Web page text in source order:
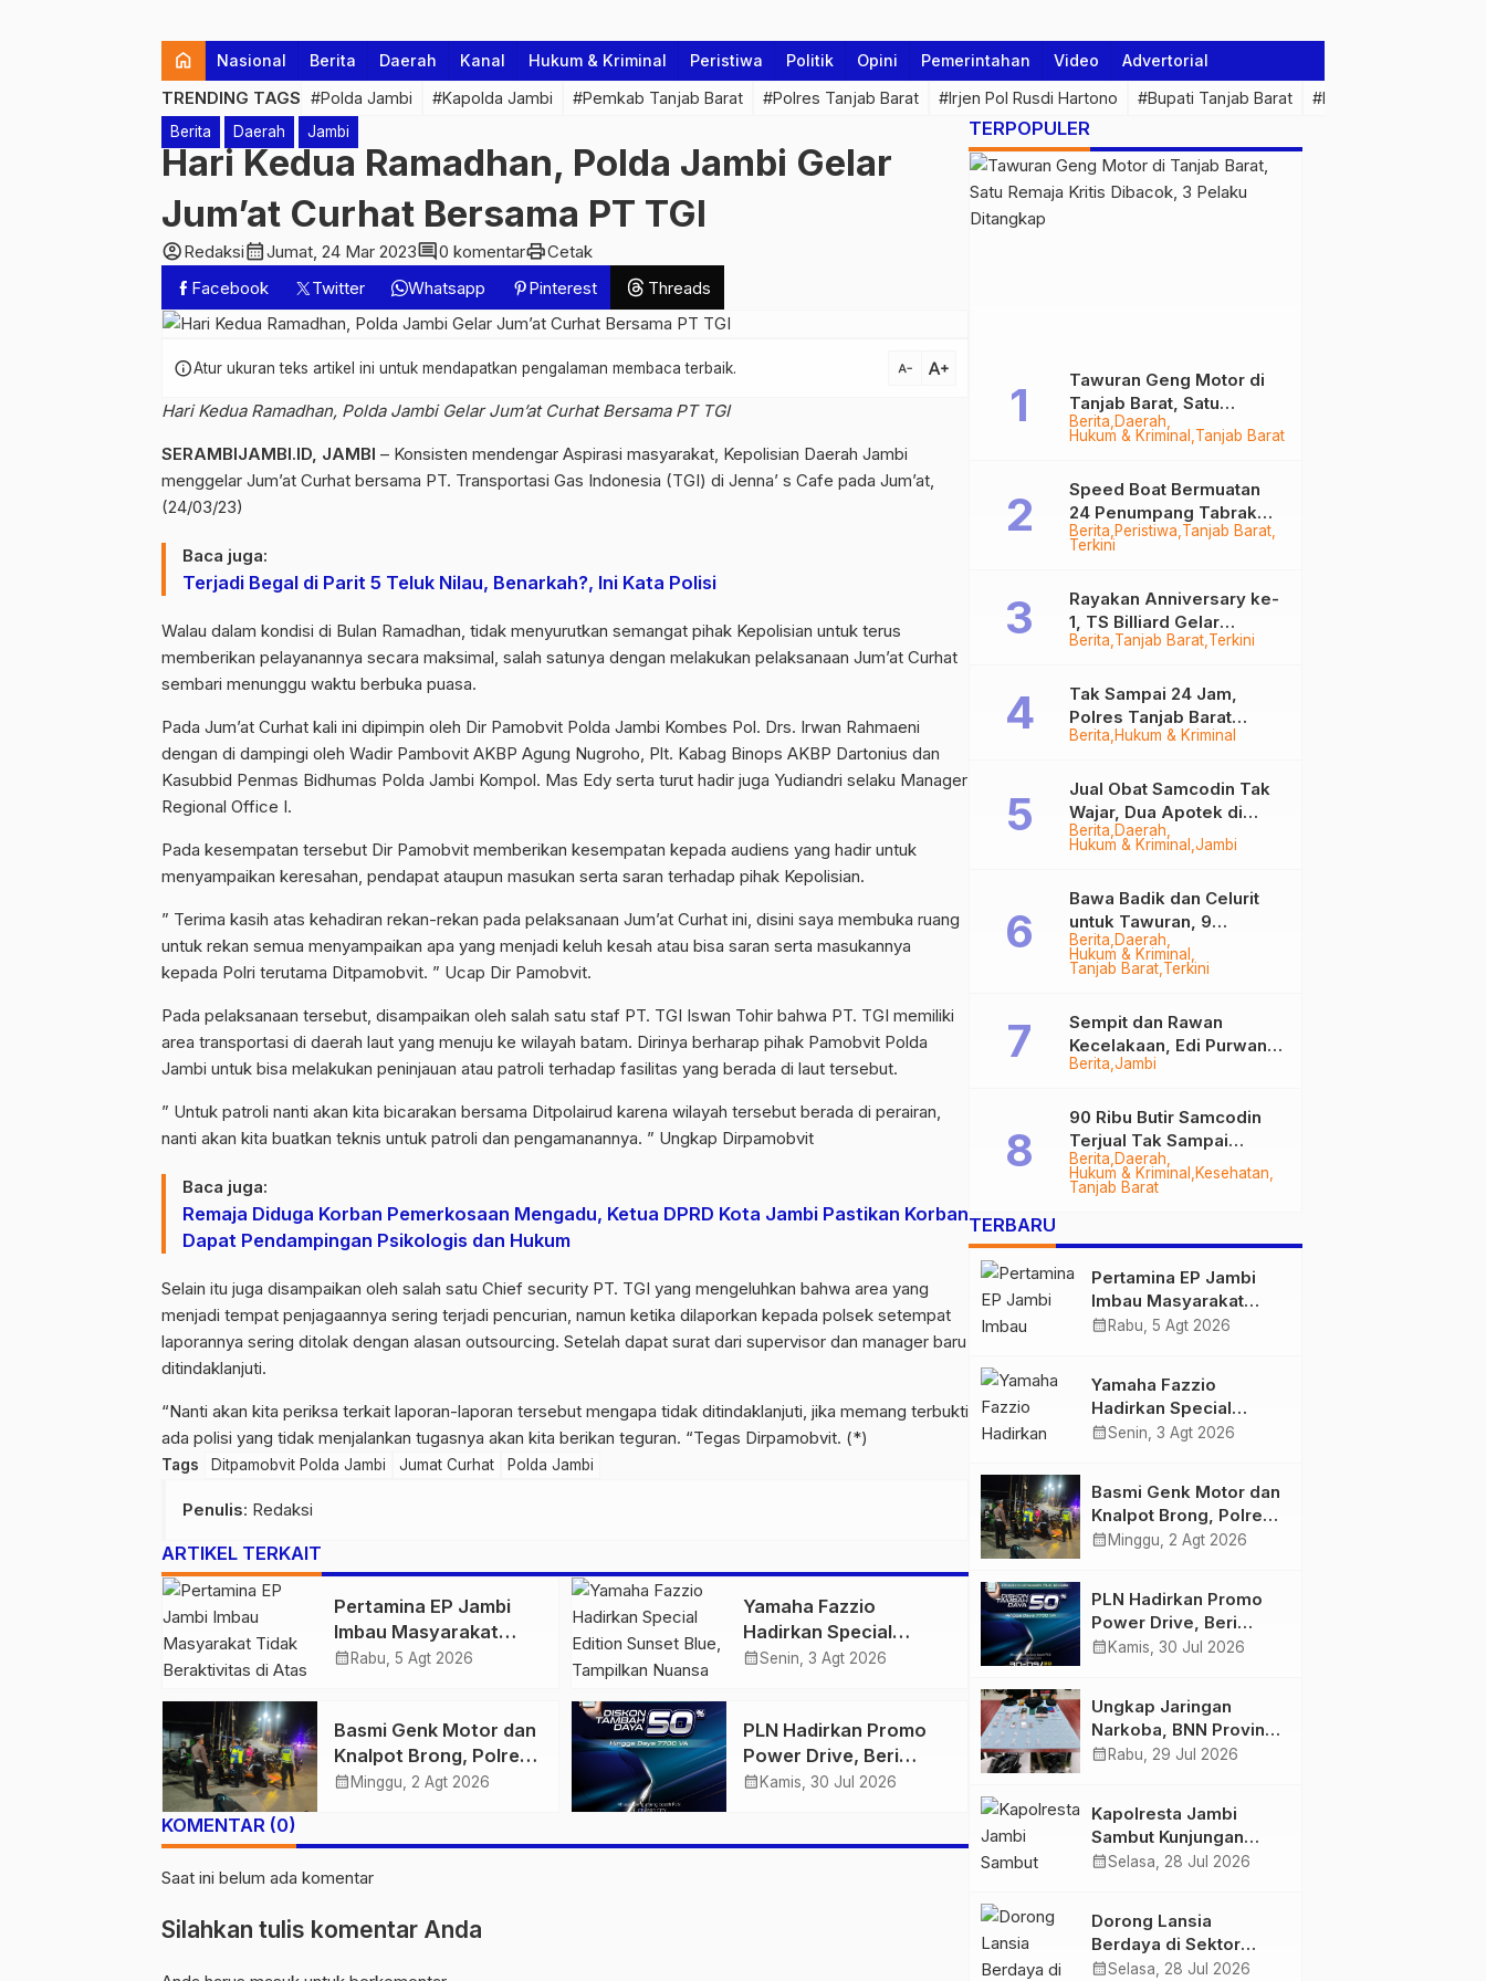
home Nasional Berita Daerah Kanal Hukum & Kriminal Peristiwa Politik Opini Pemerintahan Video Advertorial
TRENDING TAGS #Polda Jambi #Kapolda Jambi #Pemkab Tanjab Barat #Polres Tanjab Barat #Irjen Pol Rusdi Hartono #Bupati Tanjab Barat #Pemprov Jambi
Berita Daerah Jambi
Hari Kedua Ramadhan, Polda Jambi Gelar
Jum’at Curhat Bersama PT TGI
account_circleRedaksicalendar_monthJumat, 24 Mar 2023comment0 komentarprintCetak
Facebook
Twitter Whatsapp Pinterest Threads
infoAtur ukuran teks artikel ini untuk mendapatkan pengalaman membaca terbaik. text_decrease text_increase
Hari Kedua Ramadhan, Polda Jambi Gelar Jum’at Curhat Bersama PT TGI
SERAMBIJAMBI.ID, JAMBI – Konsisten mendengar Aspirasi masyarakat, Kepolisian Daerah Jambi
menggelar Jum’at Curhat bersama PT. Transportasi Gas Indonesia (TGI) di Jenna’ s Cafe pada Jum’at,
(24/03/23)
Baca juga:
Terjadi Begal di Parit 5 Teluk Nilau, Benarkah?, Ini Kata Polisi
Walau dalam kondisi di Bulan Ramadhan, tidak menyurutkan semangat pihak Kepolisian untuk terus
memberikan pelayanannya secara maksimal, salah satunya dengan melakukan pelaksanaan Jum’at Curhat
sembari menunggu waktu berbuka puasa.
Pada Jum’at Curhat kali ini dipimpin oleh Dir Pamobvit Polda Jambi Kombes Pol. Drs. Irwan Rahmaeni
dengan di dampingi oleh Wadir Pambovit AKBP Agung Nugroho, Plt. Kabag Binops AKBP Dartonius dan
Kasubbid Penmas Bidhumas Polda Jambi Kompol. Mas Edy serta turut hadir juga Yudiandri selaku Manager
Regional Office I.
Pada kesempatan tersebut Dir Pamobvit memberikan kesempatan kepada audiens yang hadir untuk
menyampaikan keresahan, pendapat ataupun masukan serta saran terhadap pihak Kepolisian.
” Terima kasih atas kehadiran rekan-rekan pada pelaksanaan Jum’at Curhat ini, disini saya membuka ruang
untuk rekan semua menyampaikan apa yang menjadi keluh kesah atau bisa saran serta masukannya
kepada Polri terutama Ditpamobvit. ” Ucap Dir Pamobvit.
Pada pelaksanaan tersebut, disampaikan oleh salah satu staf PT. TGI Iswan Tohir bahwa PT. TGI memiliki
area transportasi di daerah laut yang menuju ke wilayah batam. Dirinya berharap pihak Pamobvit Polda
Jambi untuk bisa melakukan peninjauan atau patroli terhadap fasilitas yang berada di laut tersebut.
” Untuk patroli nanti akan kita bicarakan bersama Ditpolairud karena wilayah tersebut berada di perairan,
nanti akan kita buatkan teknis untuk patroli dan pengamanannya. ” Ungkap Dirpamobvit
Baca juga:
Remaja Diduga Korban Pemerkosaan Mengadu, Ketua DPRD Kota Jambi Pastikan Korban
Dapat Pendampingan Psikologis dan Hukum
Selain itu juga disampaikan oleh salah satu Chief security PT. TGI yang mengeluhkan bahwa area yang
menjadi tempat penjagaannya sering terjadi pencurian, namun ketika dilaporkan kepada polsek setempat
laporannya sering ditolak dengan alasan outsourcing. Setelah dapat surat dari supervisor dan manager baru
ditindaklanjuti.
“Nanti akan kita periksa terkait laporan-laporan tersebut mengapa tidak ditindaklanjuti, jika memang terbukti
ada polisi yang tidak menjalankan tugasnya akan kita berikan teguran. “Tegas Dirpamobvit. (*)
Tags Ditpamobvit Polda Jambi Jumat Curhat Polda Jambi
Penulis: Redaksi
ARTIKEL TERKAIT
Pertamina EP Jambi
Imbau Masyarakat
Tidak Beraktivitas di
Bersama
calendar_month Rabu, 5 Agt 2026
Yamaha Fazzio
Hadirkan Special
Edition Sunset Blue,
Semakin Skena
calendar_monthSenin, 3 Agt 2026
Basmi Genk Motor dan
Knalpot Brong, Polres
Tanjab Barat Amankan
calendar_month Minggu, 2 Agt 2026
PLN Hadirkan Promo
Power Drive, Beri
Diskon Tambah Daya
calendar_month Kamis, 30 Jul 2026
KOMENTAR (0)
Saat ini belum ada komentar
Silahkan tulis komentar Anda
TERPOPULER
Berita Daerah
Hukum & Kriminal Tanjab Barat
Tawuran Geng Motor di
Tanjab Barat, Satu
Remaja Kritis Dibacok, 3
Pelaku Ditangkap
Berita Peristiwa Tanjab Barat
Terkini
Speed Boat Bermuatan
24 Penumpang Tabrak
Togok di Kuala Tungkal,
Berita Tanjab Barat Terkini
Rayakan Anniversary ke-
1, TS Billiard Gelar
Turnamen 9 Ball
Berita Hukum & Kriminal
Tak Sampai 24 Jam,
Polres Tanjab Barat
Ringkus Komplotan
Tungkal
Berita Daerah
Hukum & Kriminal Jambi
Jual Obat Samcodin Tak
Wajar, Dua Apotek di
Tanjab Barat Disegel
Berita Daerah
Hukum & Kriminal
Tanjab Barat Terkini
Bawa Badik dan Celurit
untuk Tawuran, 9
Anggota Geng Motor di
Tanjab Barat Diringkus
Berita Jambi
Sempit dan Rawan
Kecelakaan, Edi Purwanto
Targetkan Jalan Lintas
2028
Berita Daerah
Hukum & Kriminal
Kesehatan
Tanjab Barat
90 Ribu Butir Samcodin
Terjual Tak Sampai
Setahun, Indra Safari
Desak Audit Menyeluruh
TERBARU
Pertamina EP Jambi
Imbau Masyarakat
Tidak Beraktivitas di
Bersama
calendar_month Rabu, 5 Agt 2026
Yamaha Fazzio
Hadirkan Special
Edition Sunset Blue,
Semakin Skena
calendar_monthSenin, 3 Agt 2026
Basmi Genk Motor dan
Knalpot Brong, Polres
Tanjab Barat Amankan
calendar_month Minggu, 2 Agt 2026
PLN Hadirkan Promo
Power Drive, Beri
Diskon Tambah Daya
calendar_month Kamis, 30 Jul 2026
Ungkap Jaringan
Narkoba, BNN Provinsi
Jambi dan Bea Cukai
Butir Ekstasi dan 146
Gram Sabu
calendar_month Rabu, 29 Jul 2026
Kapolresta Jambi
Sambut Kunjungan
Ketua dan Pengurus
Kolaborasi
calendar_monthSelasa, 28 Jul 2026
Dorong Lansia
Berdaya di Sektor
Hijau, Pertamina EP
calendar_monthSelasa, 28 Jul 2026